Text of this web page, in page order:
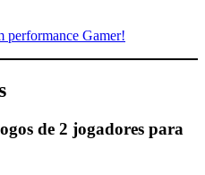
performance Gamer!
de 2 jogadores para